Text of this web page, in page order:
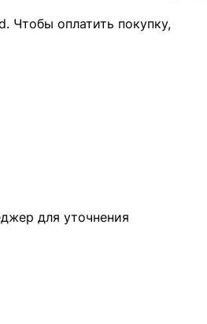
Чтобы оплатить покупку,
для уточнения